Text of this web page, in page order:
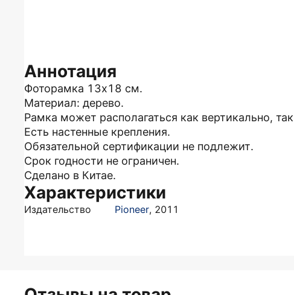
Аннотация
Фоторамка 13х18 см.
Материал: дерево.
Рамка может располагаться как вертикально,
Есть настенные крепления.
Обязательной сертификации не подлежит.
Срок годности не ограничен.
Сделано в Китае.
Характеристики
Издательство Pioneer, 2011